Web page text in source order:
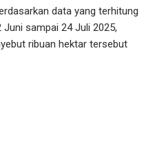
data yang terhitung
Juni sampai 24 Juli 2025,
ribuan hektar tersebut